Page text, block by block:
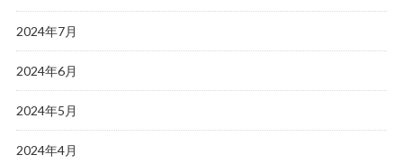
2024年7月
2024年6月
2024年5月
2024年4月